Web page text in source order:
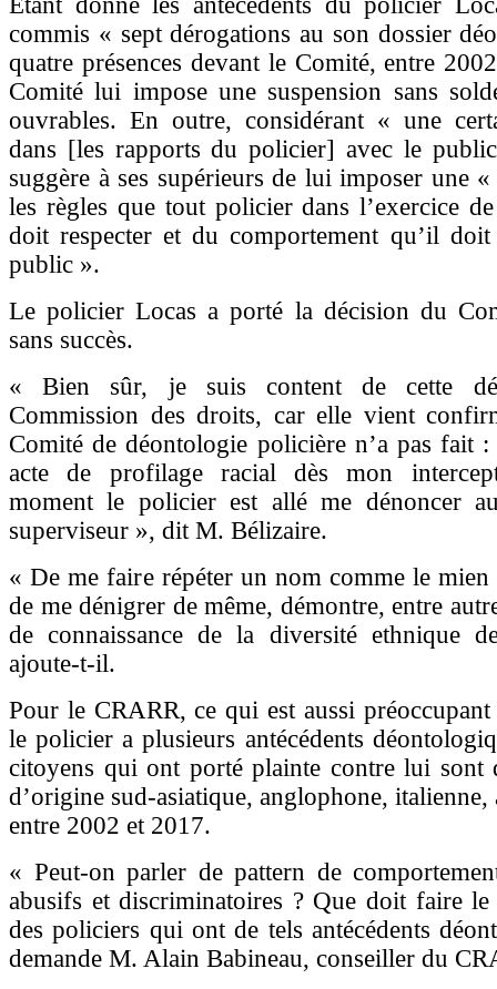
commis « sept dérogations au son dossier
quatre présences devant le Comité, entre
Comité lui impose une suspension sans
ouvrables. En outre, considérant « une
dans [les rapports du policier] avec le
suggère à ses supérieurs de lui imposer une
les règles que tout policier dans l’exercice
doit respecter et du comportement qu’il
public ».
Le policier Locas a porté la décision du
sans succès.
« Bien sûr, je suis content de cette
Commission des droits, car elle vient
Comité de déontologie policière n’a pas fait
acte de profilage racial dès mon
moment le policier est allé me dénoncer
superviseur », dit M. Bélizaire.
« De me faire répéter un nom comme le
de me dénigrer de même, démontre, entre
de connaissance de la diversité ethnique
ajoute-t-il.
Pour le CRARR, ce qui est aussi
le policier a plusieurs antécédents
citoyens qui ont porté plainte contre lui sont
d’origine sud-asiatique, anglophone, italienne,
entre 2002 et 2017.
« Peut-on parler de pattern de
abusifs et discriminatoires ? Que doit faire
des policiers qui ont de tels antécédents
demande M. Alain Babineau, conseiller du